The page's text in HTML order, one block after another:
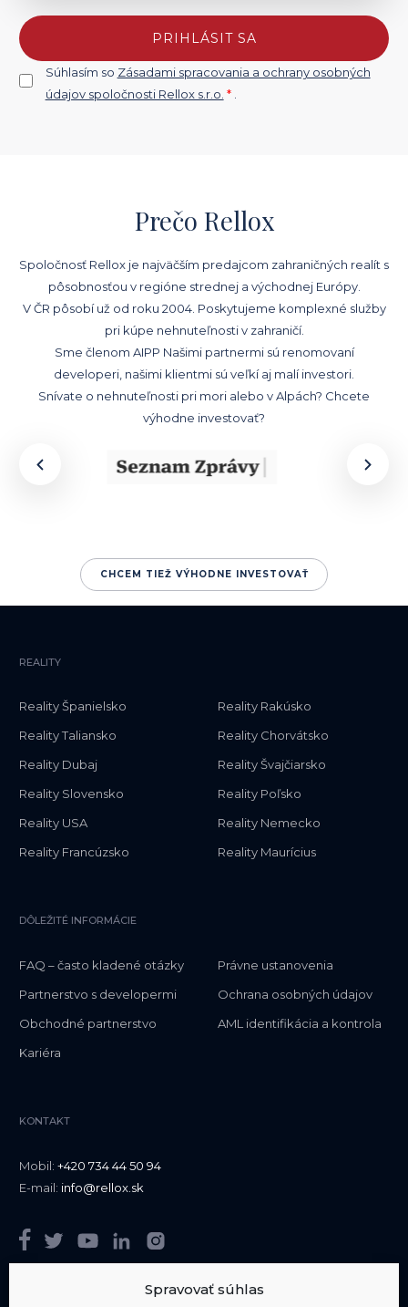
Spravovať súhlas
PRIHLÁSIT SA
Súhlasím so Zásadami spracovania a ochrany osobných
údajov spoločnosti Rellox s.r.o. * .
Prečo Rellox
Spoločnosť Rellox je najväčším predajcom zahraničných realít s
pôsobnosťou v regióne strednej a východnej Európy.
V ČR pôsobí už od roku 2004. Poskytujeme komplexné služby
pri kúpe nehnuteľnosti v zahraničí.
Sme členom AIPP Našimi partnermi sú renomovaní
developeri, našimi klientmi sú veľkí aj malí investori.
Snívate o nehnuteľnosti pri mori alebo v Alpách? Chcete
výhodne investovať?
CHCEM TIEŽ VÝHODNE INVESTOVAŤ
REALITY
Reality Španielsko
Reality Taliansko
Reality Dubaj
Reality Slovensko
Reality USA
Reality Francúzsko
Reality Rakúsko
Reality Chorvátsko
Reality Švajčiarsko
Reality Poľsko
Reality Nemecko
Reality Maurícius
DÔLEŽITÉ INFORMÁCIE
FAQ – často kladené otázky
Partnerstvo s developermi
Obchodné partnerstvo
Kariéra
Právne ustanovenia
Ochrana osobných údajov
AML identifikácia a kontrola
KONTAKT
Mobil: +420 734 44 50 94
E-mail: info@rellox.sk